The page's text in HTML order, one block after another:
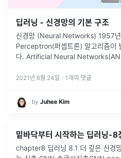
딥러닝 - 신경망의 기본 구조
신경망 (Neural Networks) 1957
Perceptron(퍼셉트론) 알고리즘이
다. Artificial Neural
2021년 6월 24일 · 1 개의 댓글
by ‍Juhee Kim
밑바닥부터 시작하는 딥러닝-8
chapter8 딥러닝 8.1 더 깊은 신경